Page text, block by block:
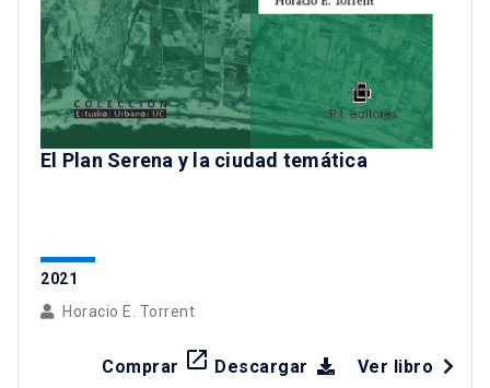
El Plan Serena y la ciudad temática
2021
Horacio E. Torrent
Comprar launch Descargar Ver libro